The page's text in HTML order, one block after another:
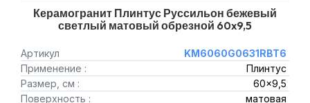
Керамогранит Плинтус Руссильон бежевый
светлый матовый обрезной 60x9,5
Артикул
KM6060G0631RBT6
Применение :
Плинтус
Размер, см :
60x9,5
Поверхность :
матовая